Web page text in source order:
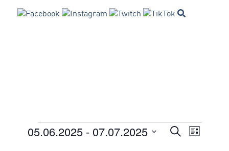
Veranstaltungen Suche
Liste
05.06.2025 - 07.07.2025